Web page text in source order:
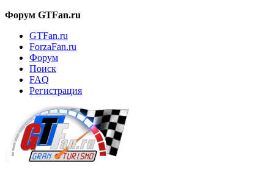
Форум GTFan.ru
GTFan.ru
ForzaFan.ru
Форум
Поиск
FAQ
Регистрация